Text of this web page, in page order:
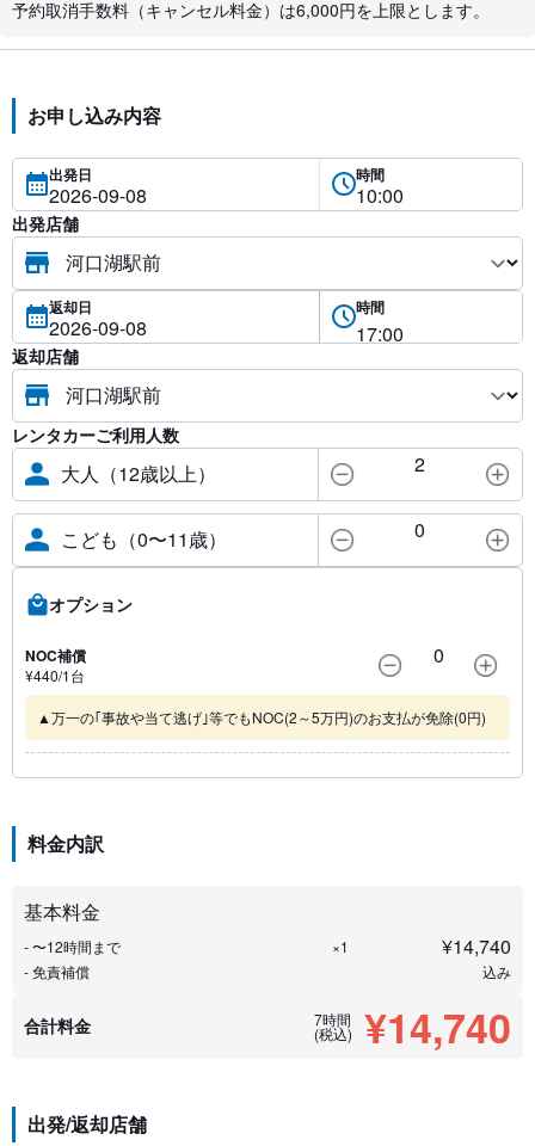
予約取消手数料（キャンセル料金）は6,000円を上限とします。
お申し込み内容
出発日 時間
出発店舗
返却日 時間
返却店舗
レンタカーご利用人数
大人（12歳以上） 2
こども（0〜11歳） 0
オプション
NOC補償
¥440/1台
0
▲万一の｢事故や当て逃げ｣等でもNOC(2～5万円)のお支払が免除(0円)
料金内訳
基本料金
- 〜12時間まで ×1 ¥14,740
- 免責補償 込み
合計料金 7時間
(税込) ¥14,740
出発/返却店舗